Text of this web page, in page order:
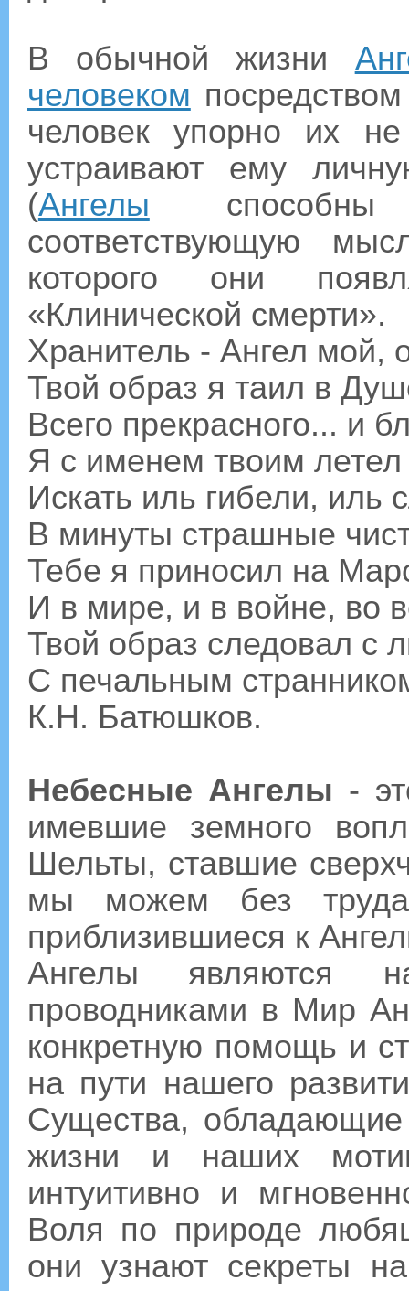
В обычной жизни
человеком
человек упорно их
устраивают ему
(Ангелы способны
соответствующую
которого они
«Клинической смерти».
Хранитель - Ангел мой,
Твой образ я таил в
Всего прекрасного... и
Я с именем твоим
Искать иль гибели, иль
В минуты страшные
Тебе я приносил на
И в мире, и в войне, во
Твой образ следовал с
С печальным
К.Н. Батюшков.
Небесные Ангелы -
имевшие земного
Шельты, ставшие
мы можем без труда
приблизившиеся к
Ангелы являются
проводниками в Мир
конкретную помощь и
на пути нашего
Существа,
жизни и наших
интуитивно и
Воля по природе
они узнают секреты